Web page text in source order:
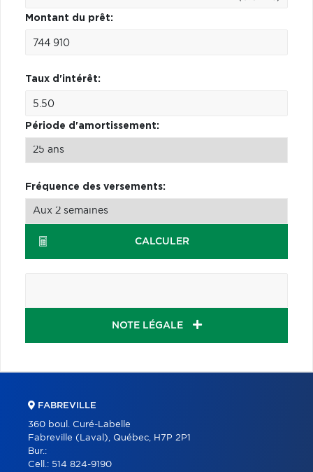
Montant du prêt:
Taux d'intérêt:
Période d'amortissement:
Fréquence des versements:
CALCULER
NOTE LÉGALE
FABREVILLE
360 boul. Curé-Labelle
Fabreville (Laval), Québec, H7P 2P1
Bur.:
Cell.: 514 824-9190